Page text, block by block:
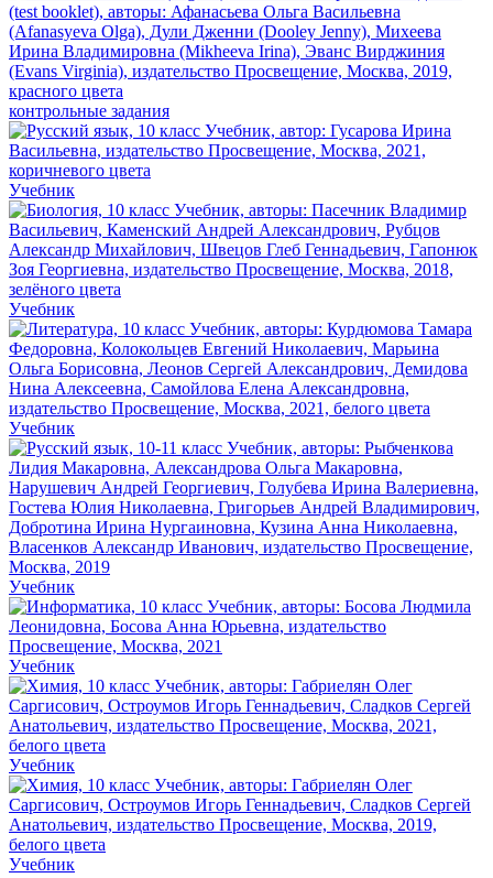
контрольные задания
Учебник
Учебник
Учебник
Учебник
Учебник
Учебник
Учебник